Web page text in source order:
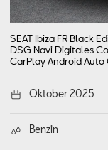
SEAT Ibiza FR Black
DSG Navi Digitales
CarPlay Android Auto
Oktober 2025
Benzin